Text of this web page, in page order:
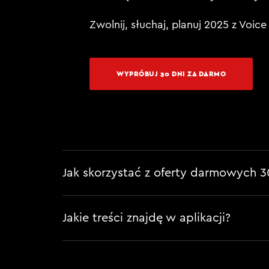
Zwolnij, słuchaj, planuj 2025 z
WYPRÓBUJ 30 DNI ZA DARMO
Jak skorzystać z oferty darmowych
Jakie treści znajdę w aplikacji?